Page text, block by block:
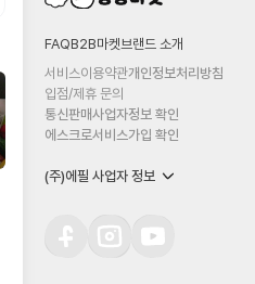
FAQB2B마켓 브랜드 소개
서비스이용약관개인정보처리방침
입점/제휴 문의
통신판매사업자정보 확인
에스크로서비스가입 확인
(주)에필 사업자 정보